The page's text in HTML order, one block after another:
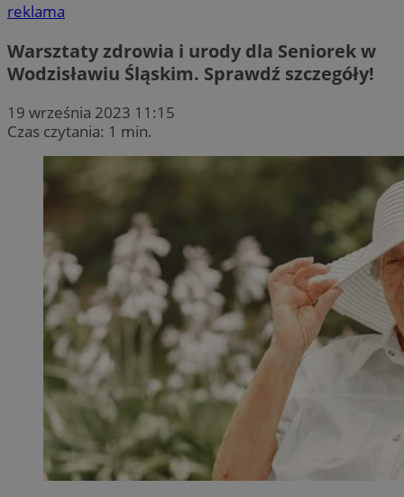
reklama
Warsztaty zdrowia i urody dla Seniorek w
Wodzisławiu Śląskim. Sprawdź szczegóły!
19 września 2023 11:15
Czas czytania: 1 min.